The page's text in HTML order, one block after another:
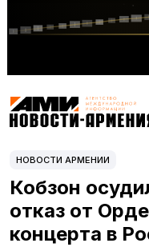
НОВОСТИ АРМЕНИИ
Кобзон
отказ от
концерта в